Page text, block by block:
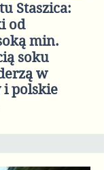
Staszica:
od
min.
soku
w
polskie